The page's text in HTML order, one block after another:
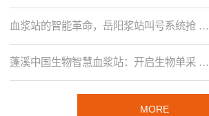
血浆站的智能革命，岳阳浆站叫号系统抢 …
蓬溪中国生物智慧血浆站：开启生物单采 …
MORE